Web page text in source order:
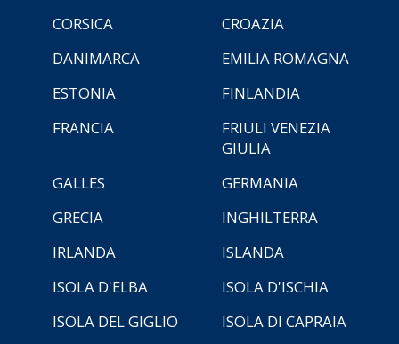
CORSICA
CROAZIA
DANIMARCA
EMILIA ROMAGNA
ESTONIA
FINLANDIA
FRANCIA
FRIULI VENEZIA
GIULIA
GALLES
GERMANIA
GRECIA
INGHILTERRA
IRLANDA
ISLANDA
ISOLA D'ELBA
ISOLA D'ISCHIA
ISOLA DEL GIGLIO
ISOLA DI CAPRAIA